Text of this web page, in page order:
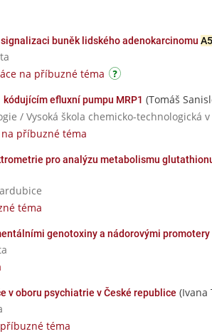
buněk lidského adenokarcinomu
na příbuzné téma
kódujícím efluxní pumpu MRP1 (Tomáš
/ Vysoká škola chemicko-technologická v
na příbuzné téma
pro analýzu metabolismu
téma
genotoxiny a nádorovými promotery
v oboru psychiatrie v České republice (Ivana
téma